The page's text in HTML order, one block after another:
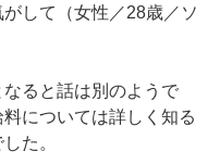
して（女性／28歳／ソ
ると話は別のようで
については詳しく知る
た。